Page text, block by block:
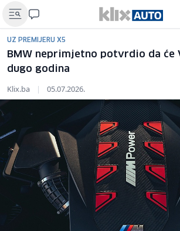
UZ PREMIJERU X5
BMW neprimjetno potvrdio da će
dugo godina
Klix.ba | 05.07.2026.